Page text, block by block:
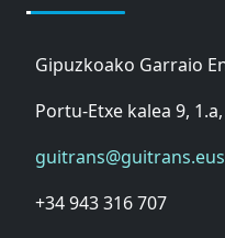
Gipuzkoako Garraio
Portu-Etxe kalea 9,
guitrans@guitrans.eus
+34 943 316 707